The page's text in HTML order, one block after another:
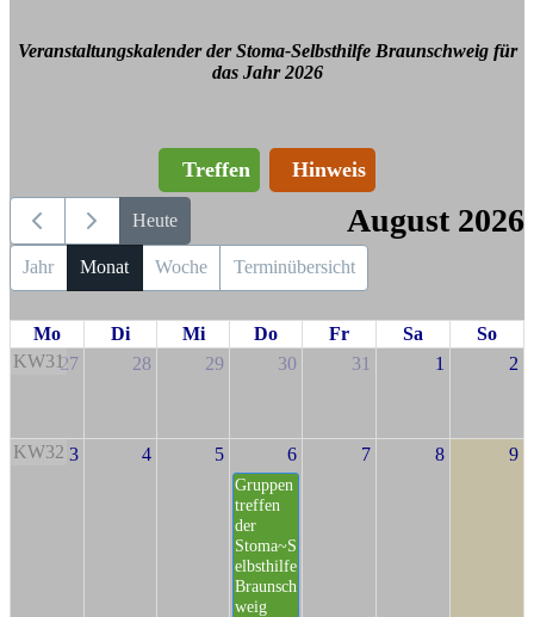
Veranstaltungskalender der Stoma-Selbsthilfe Braunschweig für
das Jahr 2026
Treffen Hinweis
Heute August 2026
Jahr Monat Woche Terminübersicht
Mo Di Mi Do Fr Sa
So
KW3127 28 29 30 31 1 2
KW32 3 4 5 6
Gruppen
treffen
der
Stoma~S
elbsthilfe
Braunsch
weig
7 8 9